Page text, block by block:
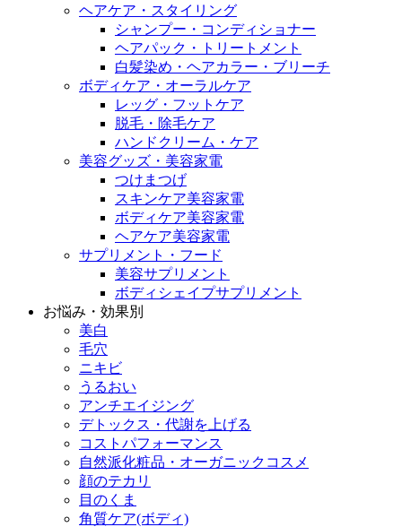
ヘアケア・スタイリング
シャンプー・コンディショナー
ヘアパック・トリートメント
白髪染め・ヘアカラー・ブリーチ
ボディケア・オーラルケア
レッグ・フットケア
脱毛・除毛ケア
ハンドクリーム・ケア
美容グッズ・美容家電
つけまつげ
スキンケア美容家電
ボディケア美容家電
ヘアケア美容家電
サプリメント・フード
美容サプリメント
ボディシェイプサプリメント
お悩み・効果別
美白
毛穴
ニキビ
うるおい
アンチエイジング
デトックス・代謝を上げる
コストパフォーマンス
自然派化粧品・オーガニックコスメ
顔のテカリ
目のくま
角質ケア(ボディ)